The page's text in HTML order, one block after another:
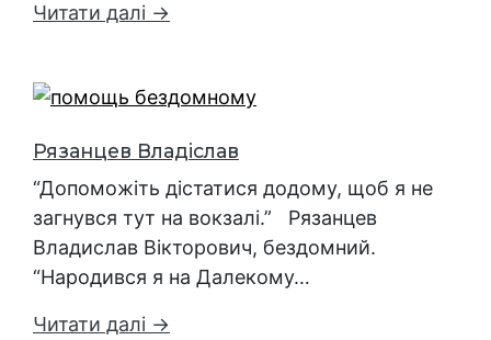
Читати далі →
Рязанцев Владіслав
“Допоможіть дістатися додому, щоб я не
загнувся тут на вокзалі.” Рязанцев
Владислав Вікторович, бездомний.
“Народився я на Далекому…
Читати далі →